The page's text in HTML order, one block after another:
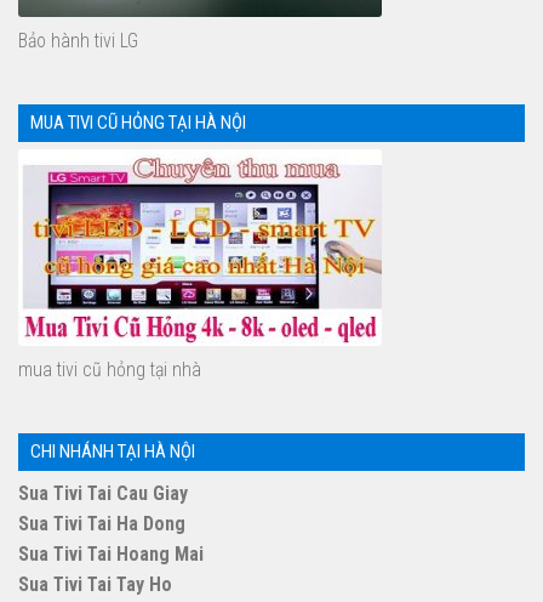
Bảo hành tivi LG
MUA TIVI CŨ HỎNG TẠI HÀ NỘI
mua tivi cũ hỏng tại nhà
CHI NHÁNH TẠI HÀ NỘI
Sua Tivi Tai Cau Giay
Sua Tivi Tai Ha Dong
Sua Tivi Tai Hoang Mai
Sua Tivi Tai Tay Ho